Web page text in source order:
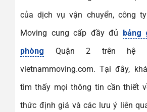
của dịch vụ vận chuyển, công
Moving cung cấp đầy đủ
bảng
phòng Quận 2 trên hệ
vietnammoving.com. Tại đây,
tìm thấy mọi thông tin cần thiết
thức định giá và các lưu ý liên